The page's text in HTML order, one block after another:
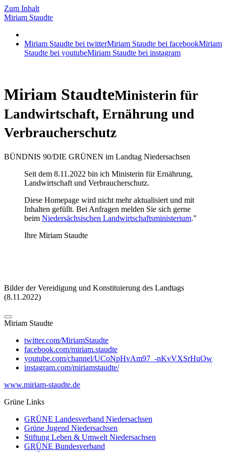
Zum Inhalt
Miriam Staudte
Miriam Staudte bei twitterMiriam Staudte bei facebookMiriam
Staudte bei youtubeMiriam Staudte bei instagram
Miriam StaudteMinisterin für
Landwirtschaft, Ernährung und
Verbraucherschutz
BÜNDNIS 90/DIE GRÜNEN im Landtag Niedersachsen
Seit dem 8.11.2022 bin ich Ministerin für Ernährung,
Landwirtschaft und Verbraucherschutz.
Diese Homepage wird nicht mehr aktualisiert und mit
Inhalten gefüllt. Bei Anfragen melden Sie sich gerne
beim Niedersächsischen Landwirtschaftsministerium."
Ihre Miriam Staudte
Bilder der Vereidigung und Konstituierung des Landtags
(8.11.2022)
Miriam Staudte
twitter.com/MiriamStaudte
facebook.com/miriam.staudte
youtube.com/channel/UCoNpHvAm97_-nKvVXSrHuOw
instagram.com/miriamstaudte/
www.miriam-staudte.de
Grüne Links
GRÜNE Landesverband Niedersachsen
Grüne Jugend Niedersachsen
Stiftung Leben & Umwelt Niedersachsen
GRÜNE Bundesverband